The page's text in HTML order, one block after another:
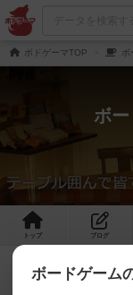
ボドゲーマTOP ボ
ボ
トップ ブログ
個のボ
ボードゲーム